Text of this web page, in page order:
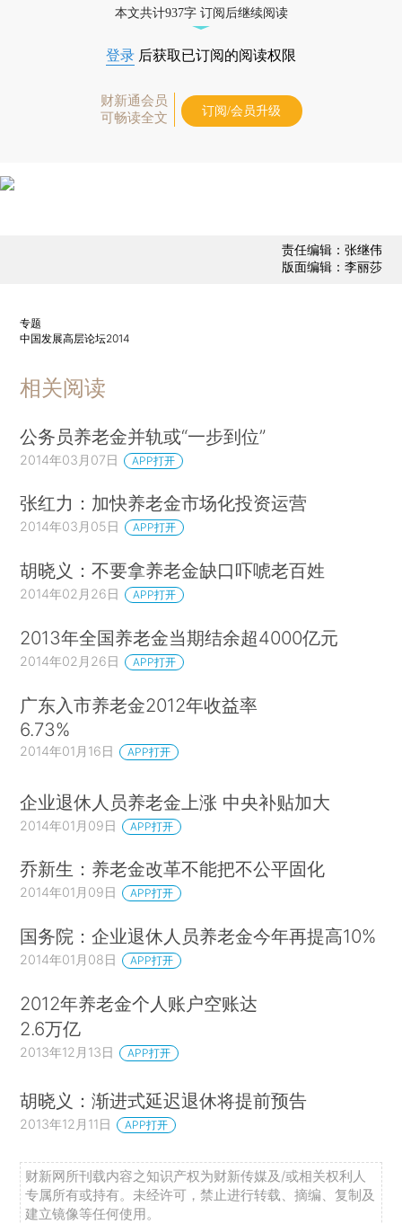
本文共计937字 订阅后继续阅读
登录 后获取已订阅的阅读权限
财新通会员
可畅读全文
订阅/会员升级
责任编辑：张继伟
版面编辑：李丽莎
专题
中国发展高层论坛2014
相关阅读
公务员养老金并轨或“一步到位”
2014年03月07日 APP打开
张红力：加快养老金市场化投资运营
2014年03月05日 APP打开
胡晓义：不要拿养老金缺口吓唬老百姓
2014年02月26日 APP打开
2013年全国养老金当期结余超4000亿元
2014年02月26日 APP打开
广东入市养老金2012年收益率
6.73%
2014年01月16日 APP打开
企业退休人员养老金上涨 中央补贴加大
2014年01月09日 APP打开
乔新生：养老金改革不能把不公平固化
2014年01月09日 APP打开
国务院：企业退休人员养老金今年再提高10%
2014年01月08日 APP打开
2012年养老金个人账户空账达
2.6万亿
2013年12月13日 APP打开
胡晓义：渐进式延迟退休将提前预告
2013年12月11日 APP打开
财新网所刊载内容之知识产权为财新传媒及/或相关权利人
专属所有或持有。未经许可，禁止进行转载、摘编、复制及
建立镜像等任何使用。